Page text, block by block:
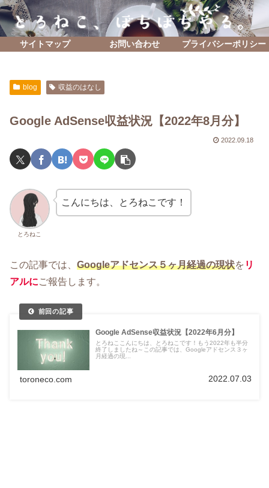
サイトマップ お問い合わせ プライバシーポリシー
blog 収益のはなし
Google AdSense収益状況【2022年8月分】
2022.09.18
とろねこ
こんにちは、とろねこです！
この記事では、 Googleアドセンス５ヶ月経過の現状を リ
アルにご報告します。
Google AdSense収益状況【2022年6月分】
とろねここんにちは、とろねこです！もう2022年も半分
終了しましたね～この記事では、Googleアドセンス３ヶ
月経過の現...
toroneco.com 2022.07.03